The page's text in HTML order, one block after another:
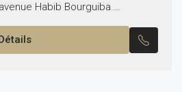
Habib Bourguiba.
principale Une salle d’eau...